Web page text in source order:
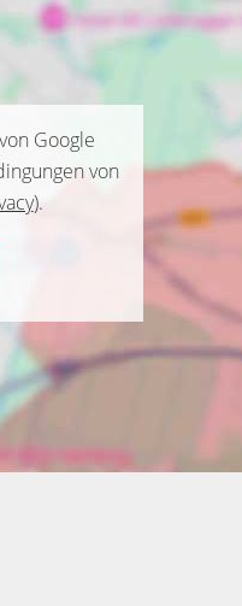
Google
von
).